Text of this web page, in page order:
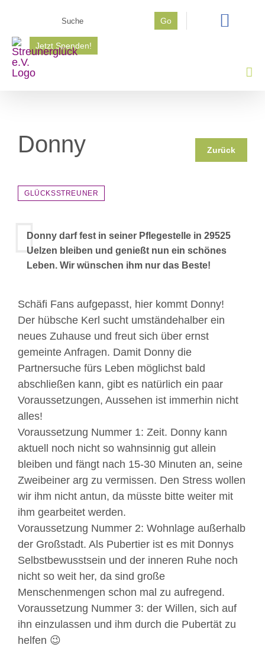
springen
Go
Jetzt Spenden!
Donny Zurück
GLÜCKSSTREUNER
Donny darf fest in seiner Pflegestelle in 29525
Uelzen bleiben und genießt nun ein schönes
Leben. Wir wünschen ihm nur das Beste!
Schäfi Fans aufgepasst, hier kommt Donny!
Der hübsche Kerl sucht umständehalber ein
neues Zuhause und freut sich über ernst
gemeinte Anfragen. Damit Donny die
Partnersuche fürs Leben möglichst bald
abschließen kann, gibt es natürlich ein paar
Voraussetzungen, Aussehen ist immerhin nicht
alles!
Voraussetzung Nummer 1: Zeit. Donny kann
aktuell noch nicht so wahnsinnig gut allein
bleiben und fängt nach 15-30 Minuten an, seine
Zweibeiner arg zu vermissen. Den Stress wollen
wir ihm nicht antun, da müsste bitte weiter mit
ihm gearbeitet werden.
Voraussetzung Nummer 2: Wohnlage außerhalb
der Großstadt. Als Pubertier ist es mit Donnys
Selbstbewusstsein und der inneren Ruhe noch
nicht so weit her, da sind große
Menschenmengen schon mal zu aufregend.
Voraussetzung Nummer 3: der Willen, sich auf
ihn einzulassen und ihm durch die Pubertät zu
helfen 😉